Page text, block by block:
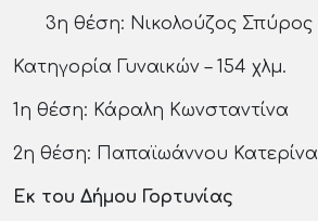
3η θέση: Νικολούζος Σπύρος
Κατηγορία Γυναικών – 154 χλμ.
1η θέση: Κάραλη Κωνσταντίνα
2η θέση: Παπαϊωάννου Κατερίνα
Εκ του Δήμου Γορτυνίας